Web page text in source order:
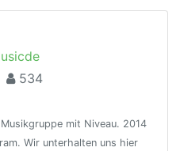
534
mit Niveau. 2014
Wir unterhalten uns hier